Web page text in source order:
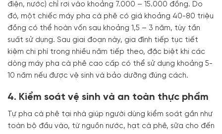
điện, nước) chỉ rơi vào khoảng 7.000 – 15.000 đồng. Do
đó, một chiếc máy pha cà phê có giá khoảng 40-80 triệu
đồng có thể hoàn vốn sau khoảng 1,5 – 3 năm, tùy tần
suất sử dụng. Sau giai đoạn này, gia đình tiếp tục tiết
kiệm chi phí trong nhiều năm tiếp theo, đặc biệt khi các
dòng máy pha cà phê cao cấp có thể sử dụng khoảng 5-
10 năm nếu được vệ sinh và bảo dưỡng đúng cách.
4. Kiểm soát vệ sinh và an toàn thực phẩm
Tự pha cà phê tại nhà giúp người dùng kiểm soát gần như
toàn bộ đầu vào, từ nguồn nước, hạt cà phê, sữa cho đến